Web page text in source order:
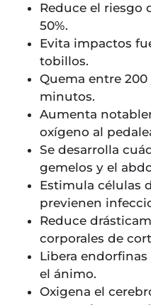
Reduce el riesgo
50%.
Evita impactos
tobillos.
Quema entre
minutos.
Aumenta
oxígeno al
Se desarrolla
gemelos y el
Estimula células
previenen
Reduce
corporales de
Libera
el ánimo.
Oxigena el